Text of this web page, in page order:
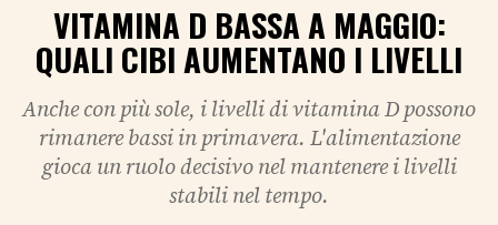
VITAMINA D BASSA A MAGGIO:
QUALI CIBI AUMENTANO I LIVELLI
Anche con più sole, i livelli di vitamina D possono
rimanere bassi in primavera. L'alimentazione
gioca un ruolo decisivo nel mantenere i livelli
stabili nel tempo.